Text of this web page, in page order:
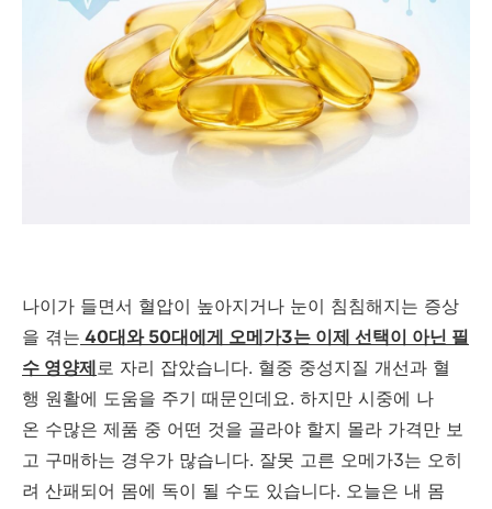
나이가 들면서 혈압이 높아지거나 눈이 침침해지는 증상
을 겪는 40대와 50대에게 오메가3는 이제 선택이 아닌 필
수 영양제로 자리 잡았습니다. 혈중 중성지질 개선과 혈
행 원활에 도움을 주기 때문인데요. 하지만 시중에 나
온 수많은 제품 중 어떤 것을 골라야 할지 몰라 가격만 보
고 구매하는 경우가 많습니다. 잘못 고른 오메가3는 오히
려 산패되어 몸에 독이 될 수도 있습니다. 오늘은 내 몸